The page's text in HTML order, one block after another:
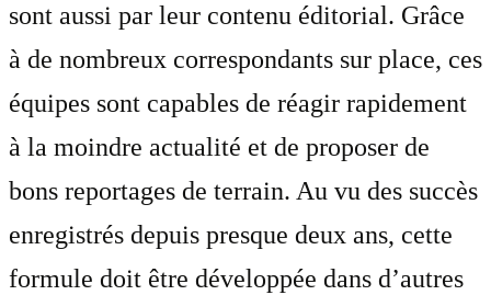
sont aussi par leur contenu éditorial. Grâce
à de nombreux correspondants sur place, ces
équipes sont capables de réagir rapidement
à la moindre actualité et de proposer de
bons reportages de terrain. Au vu des succès
enregistrés depuis presque deux ans, cette
formule doit être développée dans d’autres